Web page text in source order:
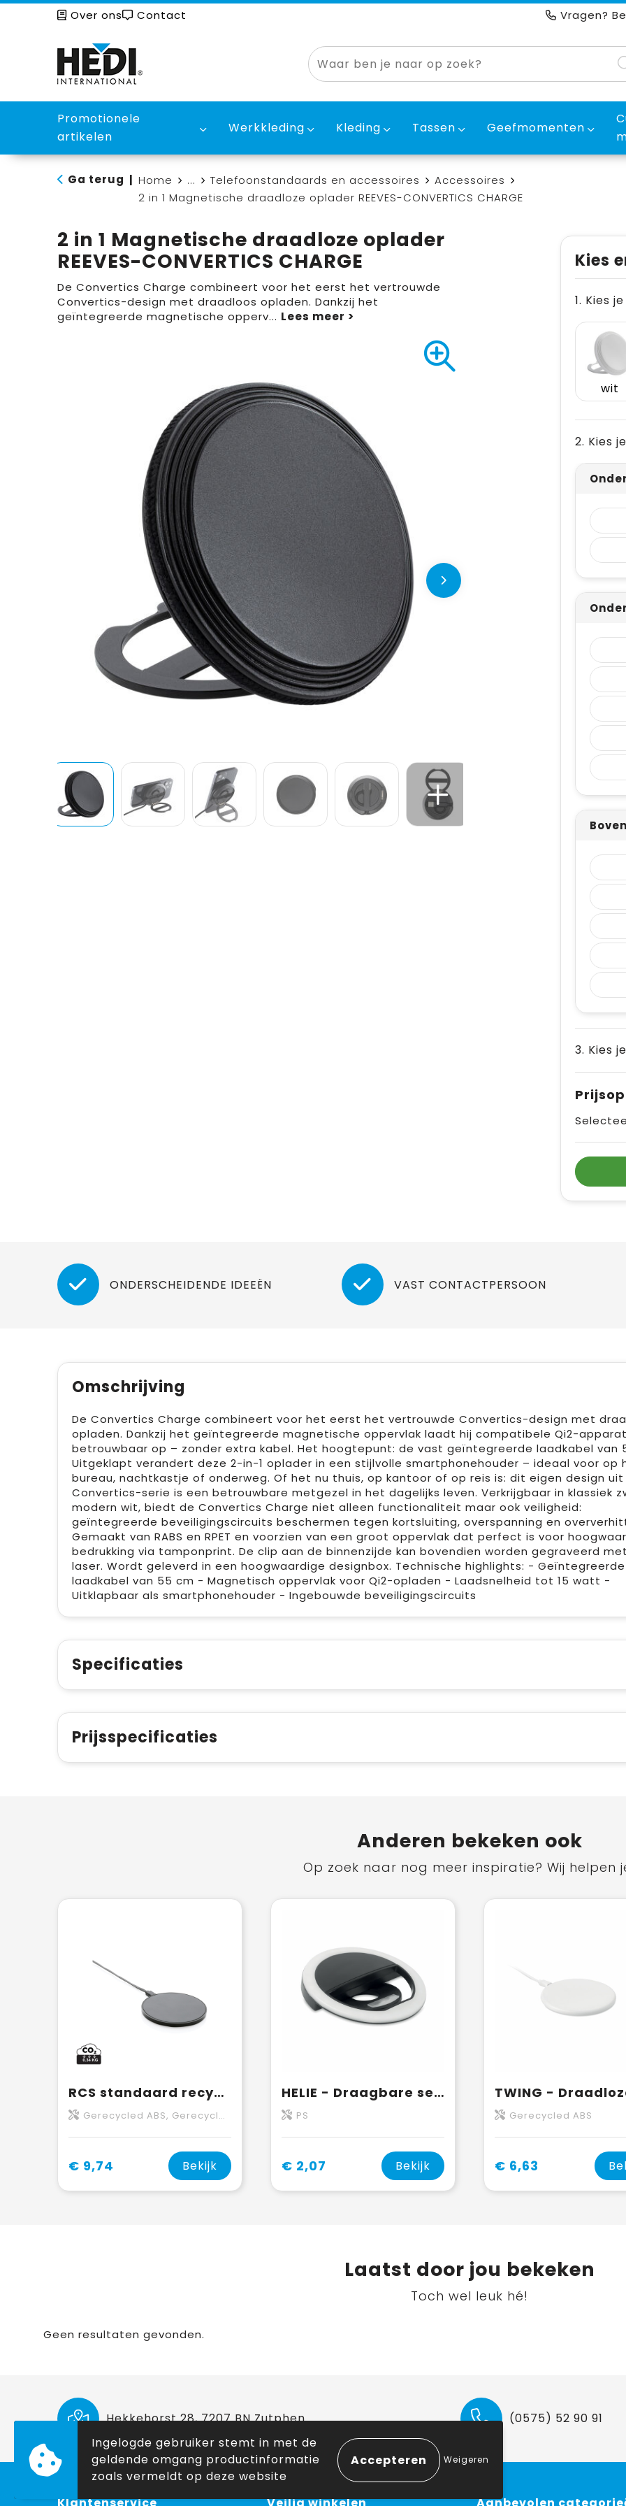
Over ons Contact Vragen?
Promotionele
artikelen
Werkkleding Kleding Tassen Geefmomenten
Ga terug Home ... Telefoonstandaards en accessoires
Accessoires
2 in 1 Magnetische draadloze oplader REEVES-CONVERTICS CHARGE
2 in 1 Magnetische draadloze oplader
REEVES-CONVERTICS CHARGE
De Convertics Charge combineert voor het eerst het vertrouwde
Convertics-design met draadloos opladen. Dankzij het
geïntegreerde magnetische opperv...
Kies
1. Kies
wit
2. Kies
3. Kies
ONDERSCHEIDENDE IDEEËN VAST CONTACTPERSOON
Omschrijving
De Convertics Charge combineert voor het eerst het vertrouwde Convertics-design met
opladen. Dankzij het geïntegreerde magnetische oppervlak laadt hij compatibele Qi2-
betrouwbaar op – zonder extra kabel. Het hoogtepunt: de vast geïntegreerde laadkabel van
Uitgeklapt verandert deze 2-in-1 oplader in een stijlvolle smartphonehouder – ideaal voor op
bureau, nachtkastje of onderweg. Of het nu thuis, op kantoor of op reis is: dit eigen design
Convertics-serie is een betrouwbare metgezel in het dagelijks leven. Verkrijgbaar in klassiek
modern wit, biedt de Convertics Charge niet alleen functionaliteit maar ook veiligheid:
geïntegreerde beveiligingscircuits beschermen tegen kortsluiting, overspanning en
Gemaakt van RABS en RPET en voorzien van een groot oppervlak dat perfect is voor
bedrukking via tamponprint. De clip aan de binnenzijde kan bovendien worden gegraveerd
laser. Wordt geleverd in een hoogwaardige designbox. Technische highlights: - Geïntegreerde
laadkabel van 55 cm - Magnetisch oppervlak voor Qi2-opladen - Laadsnelheid tot 15 watt -
Uitklapbaar als smartphonehouder - Ingebouwde beveiligingscircuits
Specificaties
Prijsspecificaties
Anderen bekeken ook
Op zoek naar nog meer inspiratie? Wij helpen
RCS standaard recycled plastic 10W draadloze lader
Gerecycled ABS, Gerecycled TPE
€ 9,74 Bekijk
HELIE - Draagbare selfie ringlamp
PS
€ 2,07 Bekijk
Gerecycled ABS
€ 6,63
Laatst door jou bekeken
Toch wel leuk hé!
Geen resultaten gevonden.
Hekkehorst 28, 7207 BN Zutphen (0575) 52 90 91
Klantenservice Veilig winkelen Aanbevolen
Ingelogde gebruiker stemt in met de
geldende omgang productinformatie
zoals vermeldt op deze website
Weigeren